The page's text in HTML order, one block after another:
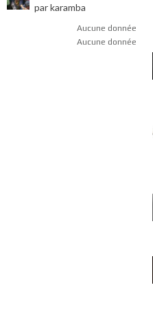
par karamba
Aucune donnée
Aucune donnée